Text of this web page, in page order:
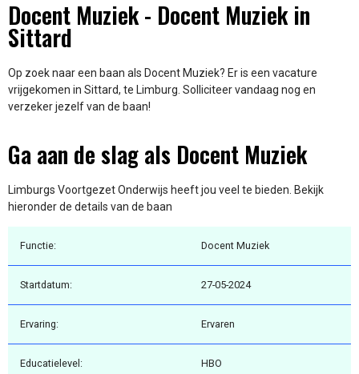
Docent Muziek - Docent Muziek in
Sittard
Op zoek naar een baan als Docent Muziek? Er is een vacature
vrijgekomen in Sittard, te Limburg. Solliciteer vandaag nog en
verzeker jezelf van de baan!
Ga aan de slag als Docent Muziek
Limburgs Voortgezet Onderwijs heeft jou veel te bieden. Bekijk
hieronder de details van de baan
Functie: Docent Muziek
Startdatum: 27-05-2024
Ervaring: Ervaren
Educatielevel: HBO